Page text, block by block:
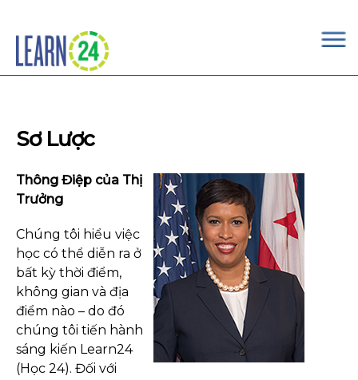
×
Sơ Lược
Thông Điệp của Thị
Trưởng
Chúng tôi hiểu việc
học có thể diễn ra ở
bất kỳ thời điểm,
không gian và địa
điểm nào – do đó
chúng tôi tiến hành
sáng kiến Learn24
(Học 24). Đối với